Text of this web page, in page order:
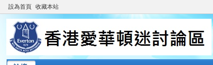
設為首頁 收藏本站